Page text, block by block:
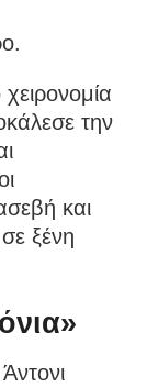
την
και
ξένη